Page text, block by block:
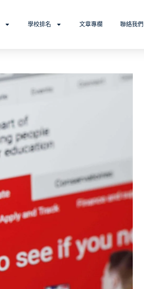
學校排名 文章專欄 聯絡我們